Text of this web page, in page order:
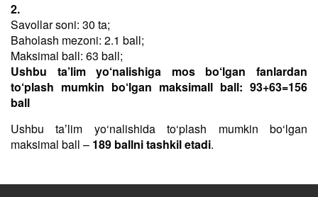
2.
Savollar soni: 30 ta;
Baholash mezoni: 2.1 ball;
Maksimal ball: 63 ball;
Ushbu ta’lim yo‘nalishiga mos bo‘lgan fanlardan
to‘plash mumkin bo‘lgan maksimall ball: 93+63=156
ball
Ushbu taʼlim yo‘nalishida to‘plash mumkin bo‘lgan
maksimal ball – 189 ballni tashkil etadi.